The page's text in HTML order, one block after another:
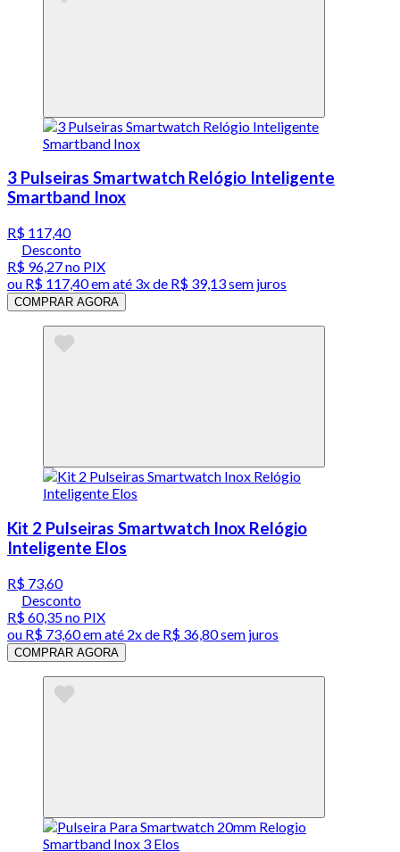
3 Pulseiras Smartwatch Relógio Inteligente
Smartband Inox
R$ 117,40
Desconto
R$ 96,27no PIX
ou R$ 117,40em até 3x de R$ 39,13 sem juros
COMPRAR AGORA
Kit 2 Pulseiras Smartwatch Inox Relógio
Inteligente Elos
R$ 73,60
Desconto
R$ 60,35no PIX
ou R$ 73,60em até 2x de R$ 36,80 sem juros
COMPRAR AGORA